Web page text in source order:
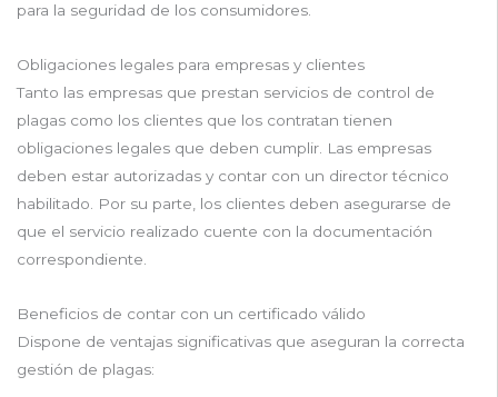
para la seguridad de los consumidores.
Obligaciones legales para empresas y clientes
Tanto las empresas que prestan servicios de control de
plagas como los clientes que los contratan tienen
obligaciones legales que deben cumplir. Las empresas
deben estar autorizadas y contar con un director técnico
habilitado. Por su parte, los clientes deben asegurarse de
que el servicio realizado cuente con la documentación
correspondiente.
Beneficios de contar con un certificado válido
Dispone de ventajas significativas que aseguran la correcta
gestión de plagas: